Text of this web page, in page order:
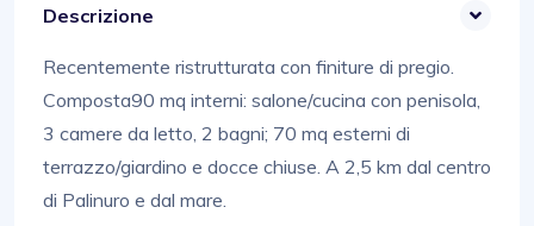
Descrizione
Recentemente ristrutturata con finiture di pregio.
Composta90 mq interni: salone/cucina con penisola,
3 camere da letto, 2 bagni; 70 mq esterni di
terrazzo/giardino e docce chiuse. A 2,5 km dal centro
di Palinuro e dal mare.